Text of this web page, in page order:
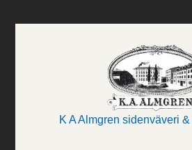
K A Almgren sidenväveri